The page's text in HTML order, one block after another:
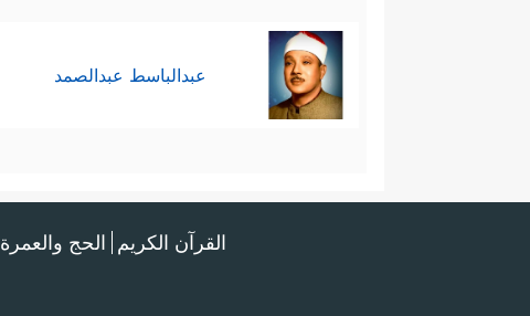
عبدالباسط عبدالصمد
القرآن الكريم الحج والعمرة